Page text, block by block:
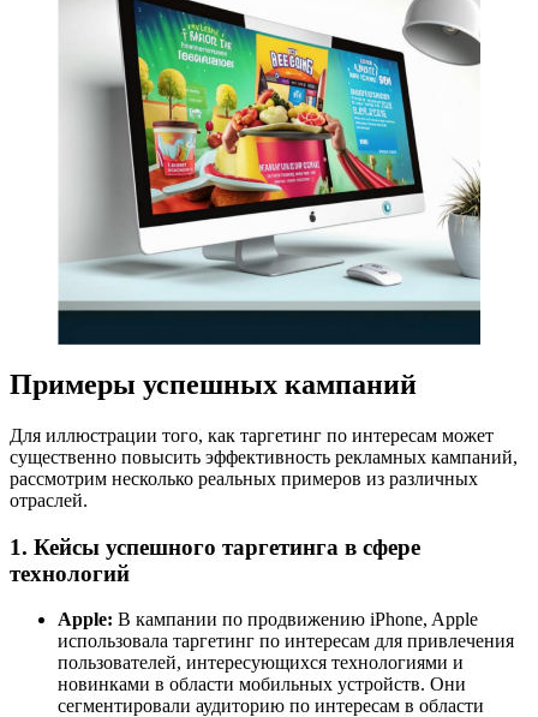
Примеры успешных кампаний
Для иллюстрации того, как таргетинг по интересам может
существенно повысить эффективность рекламных кампаний,
рассмотрим несколько реальных примеров из различных
отраслей.
1. Кейсы успешного таргетинга в сфере
технологий
Apple: В кампании по продвижению iPhone, Apple
использовала таргетинг по интересам для привлечения
пользователей, интересующихся технологиями и
новинками в области мобильных устройств. Они
сегментировали аудиторию по интересам в области